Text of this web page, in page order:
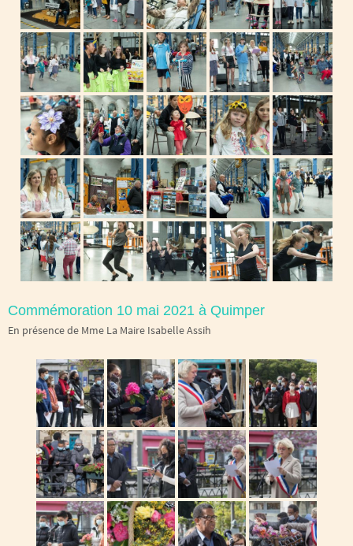
Commémoration 10 mai 2021 à Quimper
En présence de Mme La Maire Isabelle Assih